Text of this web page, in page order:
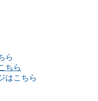
ら
ちら
はこちら